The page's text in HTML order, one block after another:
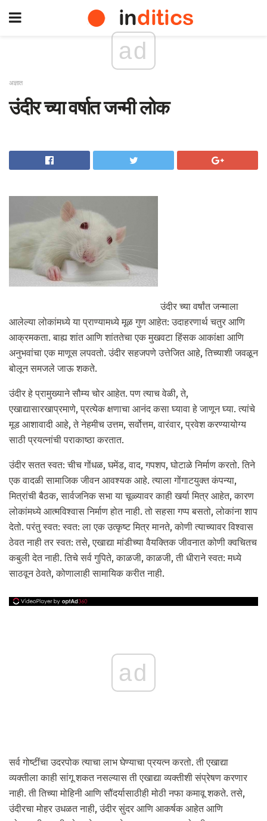
ad
अज्ञात
उंदीर च्या वर्षात जन्मी लोक
उंदीर च्या वर्षांत जन्माला
आलेल्या लोकांमध्ये या प्राण्यामध्ये मूळ गुण आहेत: उदाहरणार्थ चतुर आणि
आक्रमकता. बाह्य शांत आणि शांततेचा एक मुखवटा हिंसक आकांक्षा आणि
अनुभवांचा एक माणूस लपवतो. उंदीर सहजपणे उत्तेजित आहे, तिच्याशी जवळून
बोलून समजले जाऊ शकते.
उंदीर हे प्रामुख्याने सौम्य चोर आहेत. पण त्याच वेळी, ते,
एखाद्यासारखाप्रमाणे, प्रत्येक क्षणाचा आनंद कसा घ्यावा हे जाणून घ्या. त्यांचे
मूड आशावादी आहे, ते नेहमीच उत्तम, सर्वोत्तम, वारंवार, प्रवेश करण्यायोग्य
साठी प्रयत्नांची पराकाष्ठा करतात.
उंदीर सतत स्वत: चीच गोंधळ, घमेंड, वाद, गपशप, घोटाळे निर्माण करतो. तिने
एक वादळी सामाजिक जीवन आवश्यक आहे. त्याला गोंगाटयुक्त कंपन्या,
मित्रांची बैठक, सार्वजनिक सभा या चूळ्यावर काही खर्या मित्र आहेत, कारण
लोकांमध्ये आत्मविश्वास निर्माण होत नाही. तो सहसा गप्प बसतो, लोकांना शाप
देतो. परंतु स्वत: स्वत: ला एक उत्कृष्ट मित्र मानते, कोणी त्याच्यावर विश्वास
ठेवत नाही तर स्वत: तसे, एखाद्या मांडीच्या वैयक्तिक जीवनात कोणी क्वचितच
कबुली देत ​​नाही. तिचे सर्व गुपिते, काळजी, काळजी, ती धीराने स्वत: मध्ये
साठवून ठेवते, कोणालाही सामायिक करीत नाही.
ad
सर्व गोष्टींचा उदरपोक त्याचा लाभ घेण्याचा प्रयत्न करतो. ती एखाद्या
व्यक्तीला काही सांगू शकत नसल्यास ती एखाद्या व्यक्तीशी संप्रेषण करणार
नाही. ती तिच्या मोहिनी आणि सौंदर्यासाठीही मोठी नफा कमावू शकते. तसे,
उंदीरचा मोहर उधळत नाही, उंदीर सुंदर आणि आकर्षक आहेत आणि